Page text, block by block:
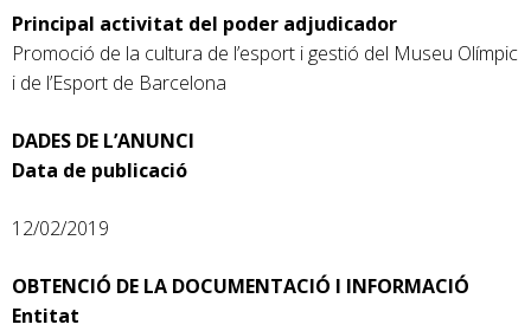
Principal activitat del poder adjudicador
Promoció de la cultura de l’esport i gestió del Museu Olímpic
i de l’Esport de Barcelona
DADES DE L’ANUNCI
Data de publicació
12/02/2019
OBTENCIÓ DE LA DOCUMENTACIÓ I INFORMACIÓ
Entitat